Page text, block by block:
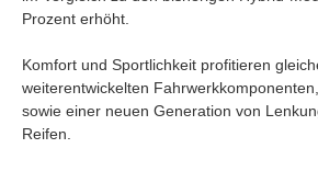
Prozent erhöht.
Komfort und Sportlichkeit profitieren
weiterentwickelten
sowie einer neuen Generation von
Reifen.